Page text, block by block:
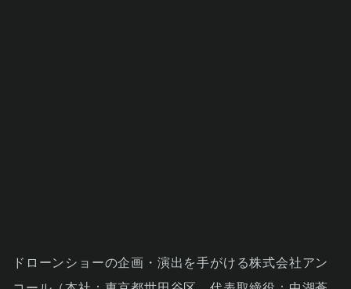
ドローンショーの企画・演出を手がける株式会社アン